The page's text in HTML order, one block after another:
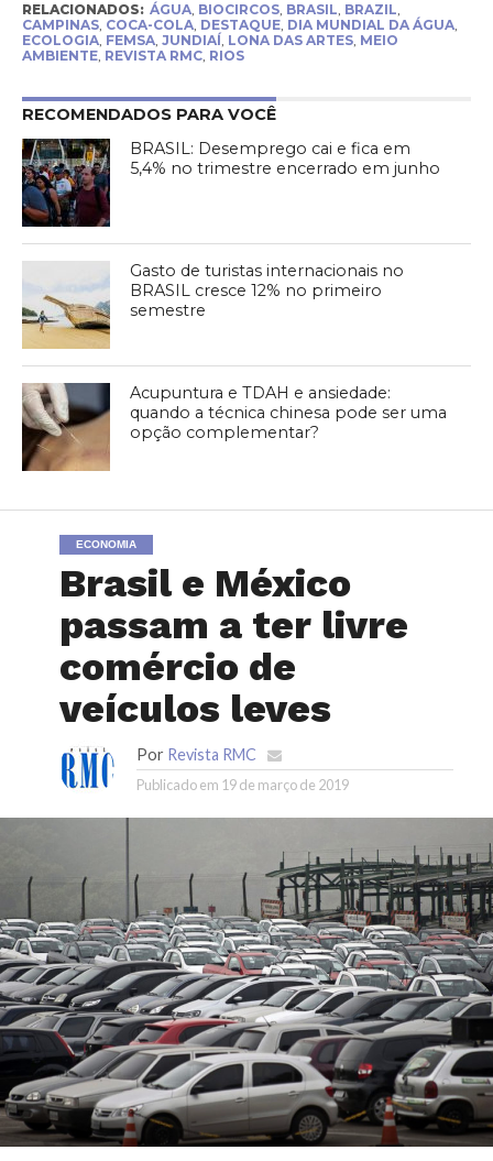
RELACIONADOS: ÁGUA, BIOCIRCOS, BRASIL, BRAZIL,
CAMPINAS, COCA-COLA, DESTAQUE, DIA MUNDIAL DA ÁGUA,
ECOLOGIA, FEMSA, JUNDIAÍ, LONA DAS ARTES, MEIO
AMBIENTE, REVISTA RMC, RIOS
RECOMENDADOS PARA VOCÊ
BRASIL: Desemprego cai e fica em
5,4% no trimestre encerrado em junho
Gasto de turistas internacionais no
BRASIL cresce 12% no primeiro
semestre
Acupuntura e TDAH e ansiedade:
quando a técnica chinesa pode ser uma
opção complementar?
ECONOMIA
Brasil e México
passam a ter livre
comércio de
veículos leves
Por Revista RMC
Publicado em 19 de março de 2019